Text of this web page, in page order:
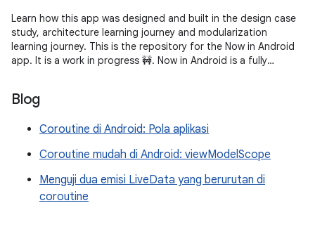
Learn how this app was designed and built in the design case
study, architecture learning journey and modularization
learning journey. This is the repository for the Now in Android
app. It is a work in progress 🚧. Now in Android is a fully
Blog
Coroutine di Android: Pola aplikasi
Coroutine mudah di Android: viewModelScope
Menguji dua emisi LiveData yang berurutan di
coroutine